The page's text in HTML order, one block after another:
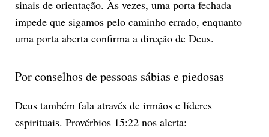
sinais de orientação. Às vezes, uma porta fechada
impede que sigamos pelo caminho errado, enquanto
uma porta aberta confirma a direção de Deus.
Por conselhos de pessoas sábias e piedosas
Deus também fala através de irmãos e líderes
espirituais. Provérbios 15:22 nos alerta: